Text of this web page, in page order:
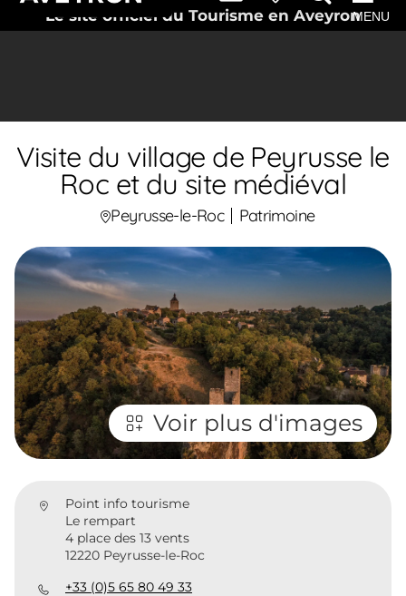
Le site officiel du Tourisme en AveyronMENU
Visite du village de Peyrusse le
Roc et du site médiéval
Peyrusse-le-Roc Patrimoine
Voir plus d'images
Point info tourisme
Le rempart
4 place des 13 vents
12220 Peyrusse-le-Roc
+33 (0)5 65 80 49 33